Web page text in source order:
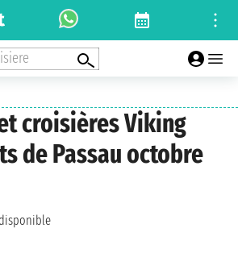
croisières Viking
de Passau octobre